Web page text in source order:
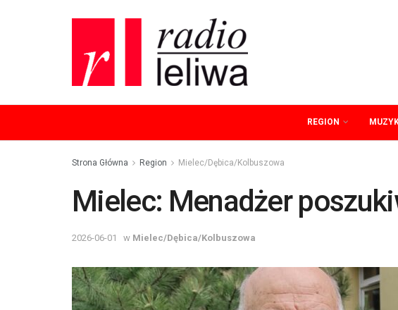
REGION
Strona Główna Region Mielec/Dębica/Kolbuszowa
Mielec: Menadżer
2026-06-01 w Mielec/Dębica/Kolbuszowa